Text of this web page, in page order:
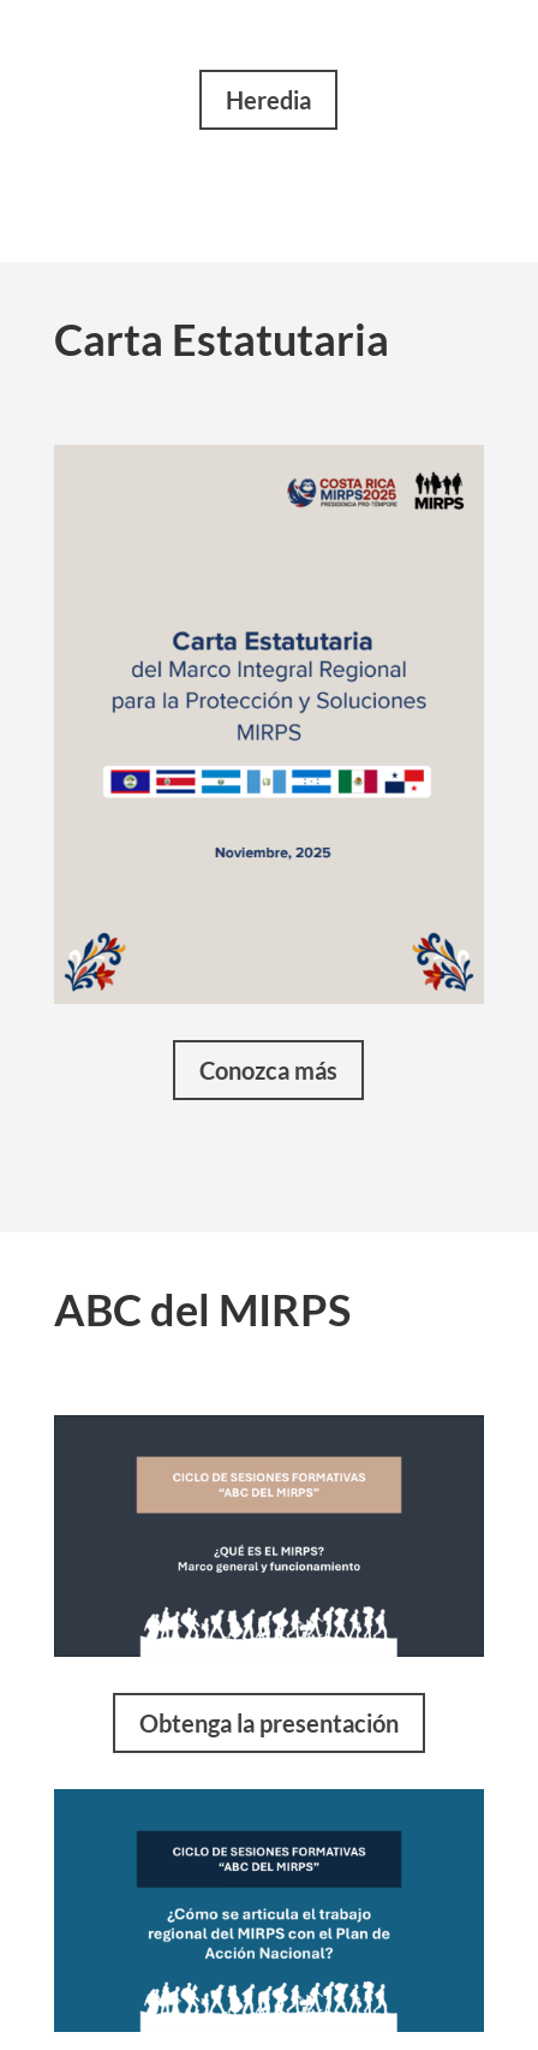
Heredia
Carta Estatutaria
Conozca más
ABC del MIRPS
Obtenga la presentación